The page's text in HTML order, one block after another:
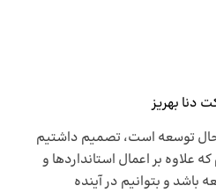
دنا بهریز
حال توسعه است، تصمیم داشتیم
علاوه بر اعمال استانداردها و
باشد و بتوانیم در آینده